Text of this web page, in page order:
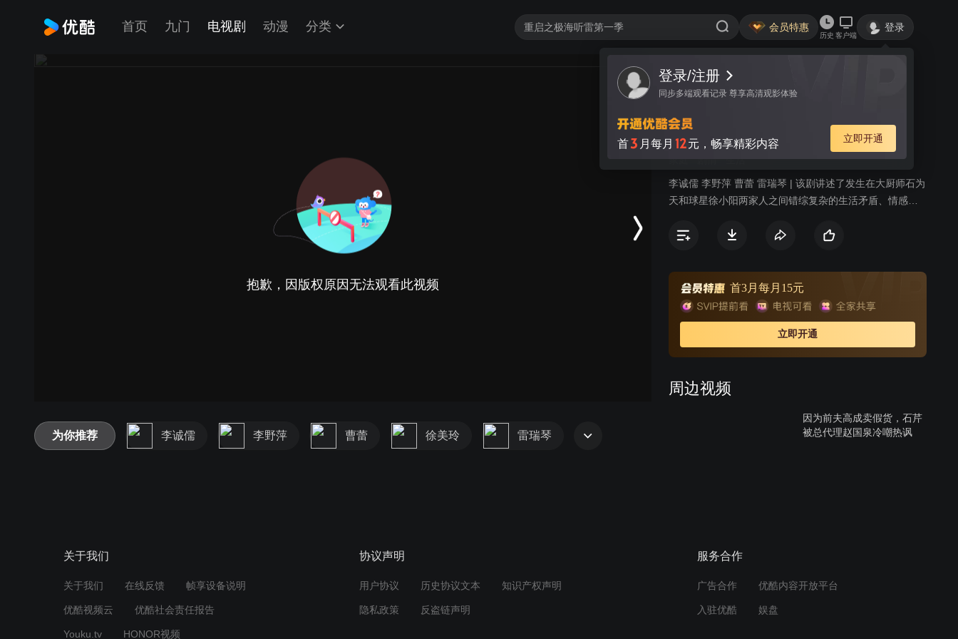
首页 九门 电视剧 动漫 分类 会员特惠
历史 客户端
登录
登录/注册
同步多端观看记录 尊享高清观影体验
首3 月每月 12元，畅享精彩内容 立即开通
抱歉，因版权原因无法观看此视频
视频 讨论
新幸福街
生活
李诚儒 李野萍 曹蕾 雷瑞琴 | 该剧讲述了发生在大厨师石为
天和球星徐小阳两家人之间错综复杂的生活矛盾、情感纠
的人物则穿插其间，为观众延续着这个讲不完的“幸福”故
首3月每月15元
立即开通
周边视频
因为前夫高成卖假货，石芹
被总代理赵国泉冷嘲热讽
客串娇羞喊亲家
为你推荐 李诚儒 李野萍 曹蕾 徐美玲 雷瑞琴
关于我们
关于我们 在线反馈 帧享设备说明
优酷视频云 优酷社会责任报告
Youku.tv HONOR视频
协议声明
用户协议 历史协议文本 知识产权声明
隐私政策 反盗链声明
服务合作
广告合作 优酷内容开放平台
入驻优酷 娱盘